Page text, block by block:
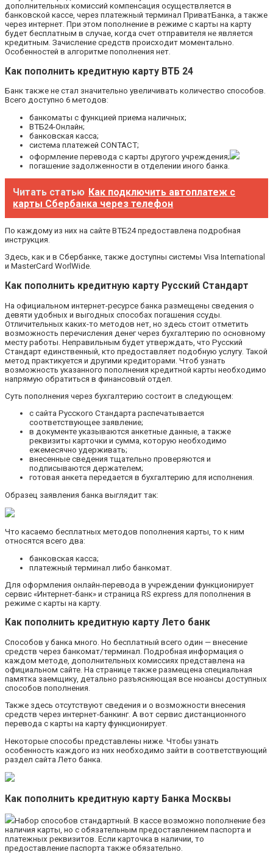
дополнительных комиссий компенсация осуществляется в
банковской кассе, через платежный терминал ПриватБанка, а также
через интернет. При этом пополнение в режиме с карты на карту
будет бесплатным в случае, когда счет отправителя не является
кредитным. Зачисление средств происходит моментально.
Особенностей в алгоритме пополнения нет.
Как пополнить кредитную карту ВТБ 24
Банк также не стал значительно увеличивать количество способов.
Всего доступно 6 методов:
банкоматы с функцией приема наличных;
ВТБ24-Онлайн;
банковская касса;
система платежей CONTACT;
оформление перевода с карты другого учреждения;
погашение задолженности в отделении иного банка.
Читать статью Как подключить автоплатеж с
карты Сбербанка через телефон
По каждому из них на сайте ВТБ24 предоставлена подробная
инструкция.
Здесь, как и в Сбербанке, также доступны системы Visa International
и MasterCard WorlWide.
Как пополнить кредитную карту Русский Стандарт
На официальном интернет-ресурсе банка размещены сведения о
девяти удобных и выгодных способах погашения ссуды.
Отличительных каких-то методов нет, но здесь стоит отметить
возможность перечисления денег через бухгалтерию по основному
месту работы. Неправильным будет утверждать, что Русский
Стандарт единственный, кто предоставляет подобную услугу. Такой
метод практикуется и другими кредиторами. Чтоб узнать
возможность указанного пополнения кредитной карты необходимо
напрямую обратиться в финансовый отдел.
Суть пополнения через бухгалтерию состоит в следующем:
с сайта Русского Стандарта распечатывается
соответствующее заявление;
в документе указываются анкетные данные, а также
реквизиты карточки и сумма, которую необходимо
ежемесячно удерживать;
внесенные сведения тщательно проверяются и
подписываются держателем;
готовая анкета передается в бухгалтерию для исполнения.
Образец заявления банка выглядит так:
Что касаемо бесплатных методов пополнения карты, то к ним
относятся всего два:
банковская касса;
платежный терминал либо банкомат.
Для оформления онлайн-перевода в учреждении функционирует
сервис «Интернет-банк» и страница RS express для пополнения в
режиме с карты на карту.
Как пополнить кредитную карту Лето банк
Способов у банка много. Но бесплатный всего один — внесение
средств через банкомат/терминал. Подробная информация о
каждом методе, дополнительных комиссиях представлена на
официальном сайте. На странице также размещена специальная
памятка заемщику, детально разъясняющая все нюансы доступных
способов пополнения.
Также здесь отсутствуют сведения и о возможности внесения
средств через интернет-банкинг. А вот сервис дистанционного
перевода с карты на карту функционирует.
Некоторые способы представлены ниже. Чтобы узнать
особенность каждого из них необходимо зайти в соответствующий
раздел сайта Лето банка.
Как пополнить кредитную карту Банка Москвы
Набор способов стандартный. В кассе возможно пополнение без
наличия карты, но с обязательным предоставлением паспорта и
платежных реквизитов. Если карточка в наличии, то
предоставление паспорта также обязательно.